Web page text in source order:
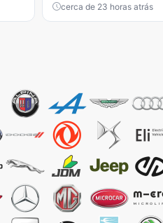
cerca de 23 horas atrás